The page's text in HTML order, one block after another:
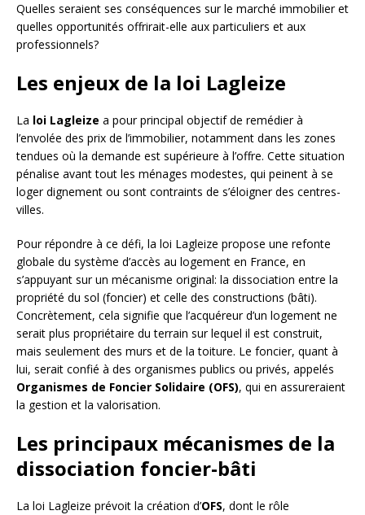
Quelles seraient ses conséquences sur le marché immobilier et
quelles opportunités offrirait-elle aux particuliers et aux
professionnels?
Les enjeux de la loi Lagleize
La loi Lagleize a pour principal objectif de remédier à
l’envolée des prix de l’immobilier, notamment dans les zones
tendues où la demande est supérieure à l’offre. Cette situation
pénalise avant tout les ménages modestes, qui peinent à se
loger dignement ou sont contraints de s’éloigner des centres-
villes.
Pour répondre à ce défi, la loi Lagleize propose une refonte
globale du système d’accès au logement en France, en
s’appuyant sur un mécanisme original: la dissociation entre la
propriété du sol (foncier) et celle des constructions (bâti).
Concrètement, cela signifie que l’acquéreur d’un logement ne
serait plus propriétaire du terrain sur lequel il est construit,
mais seulement des murs et de la toiture. Le foncier, quant à
lui, serait confié à des organismes publics ou privés, appelés
Organismes de Foncier Solidaire (OFS), qui en assureraient
la gestion et la valorisation.
Les principaux mécanismes de la
dissociation foncier-bâti
La loi Lagleize prévoit la création d’OFS, dont le rôle